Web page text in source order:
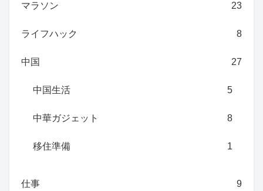
マラソン 23
ライフハック 8
中国 27
中国生活 5
中華ガジェット 8
移住準備 1
仕事 9